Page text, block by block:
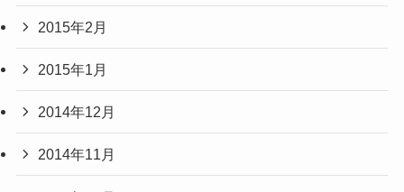
2015年2月
2015年1月
2014年12月
2014年11月